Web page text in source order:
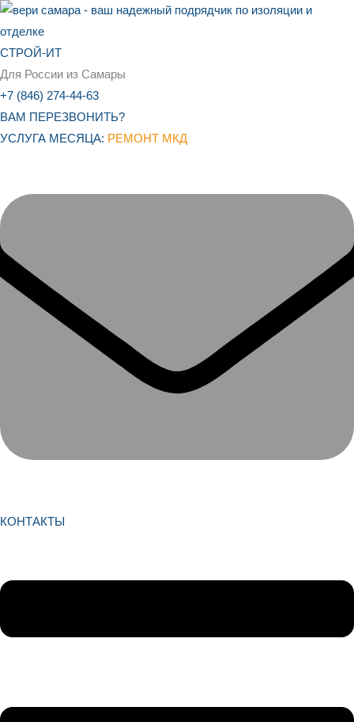
Перейти
к
содержимому
СТРОЙ-ИТ
Для России из Самары
+7 (846) 274-44-63
ВАМ ПЕРЕЗВОНИТЬ?
УСЛУГА МЕСЯЦА: РЕМОНТ МКД
КОНТАКТЫ